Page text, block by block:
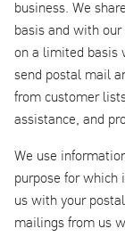
business. We
basis and with
on a limited basis
send postal mail
from customer
assistance, and
We use
purpose for which
us with your
mailings from us